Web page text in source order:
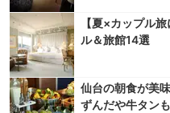
【夏×カップル
ル＆旅館14選
仙台の朝食が美
ずんだや牛タン